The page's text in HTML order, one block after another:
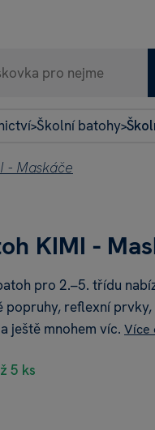
>Školní batohy>
KIMI -
pro 2.–5. třídu
popruhy, reflexní prvky,
ještě mnohem víc. Více
5 ks